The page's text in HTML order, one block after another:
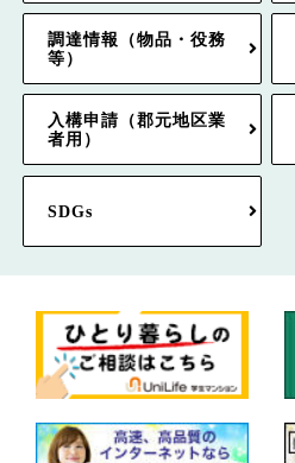
調達情報（物品・役務
等）
入構申請（郡元地区業
者用）
SDGs